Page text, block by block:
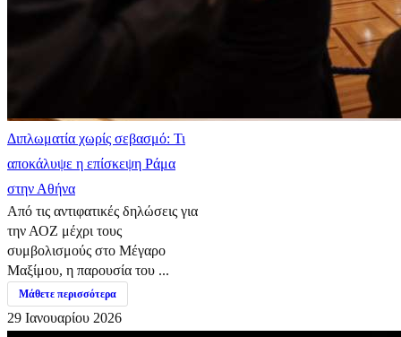
Διπλωματία χωρίς σεβασμό: Τι
αποκάλυψε η επίσκεψη Ράμα
στην Αθήνα
Από τις αντιφατικές δηλώσεις για
την ΑΟΖ μέχρι τους
συμβολισμούς στο Μέγαρο
Μαξίμου, η παρουσία του ...
Μάθετε περισσότερα
29 Ιανουαρίου 2026